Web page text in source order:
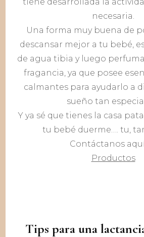
necesaria.
Una forma muy buena de
descansar mejor a tu bebé,
de agua tibia y luego
fragancia, ya que posee
calmantes para ayudarlo a
sueño tan
Y ya sé que tienes la casa
tu bebé duerme…. tu,
Contáctanos
Productos
Tips para una